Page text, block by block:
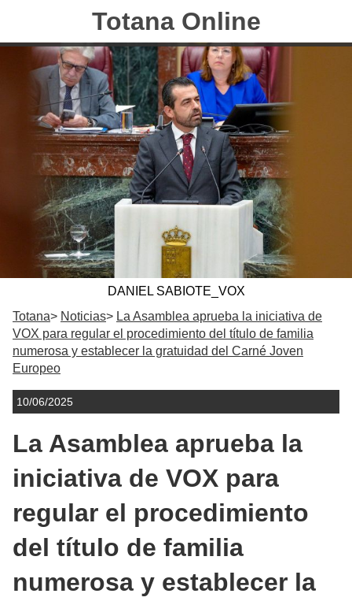
Totana Online
Totana Noticias
La Asamblea aprueba la iniciativa de
VOX para regular el procedimiento del título de familia
numerosa y establecer la gratuidad del Carné Joven
Europeo
10/06/2025
La Asamblea aprueba la
iniciativa de VOX para
regular el procedimiento
del título de familia
numerosa y establecer la
DANIEL SABIOTE_VOX